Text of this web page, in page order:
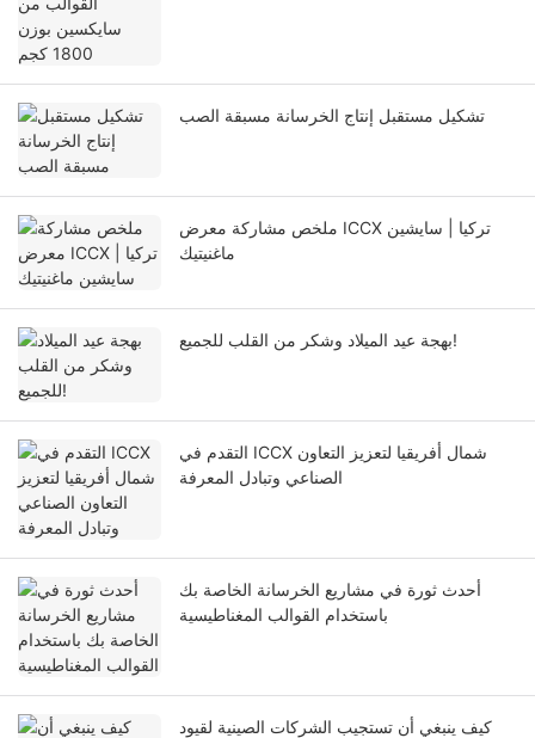
تشكيل مستقبل إنتاج الخرسانة مسبقة الصب
ملخص مشاركة معرض ICCX تركيا | سايشين
ماغنيتيك
بهجة عيد الميلاد وشكر من القلب للجميع!
التقدم في ICCX شمال أفريقيا لتعزيز التعاون
الصناعي وتبادل المعرفة
أحدث ثورة في مشاريع الخرسانة الخاصة بك
باستخدام القوالب المغناطيسية
كيف ينبغي أن تستجيب الشركات الصينية لقيود